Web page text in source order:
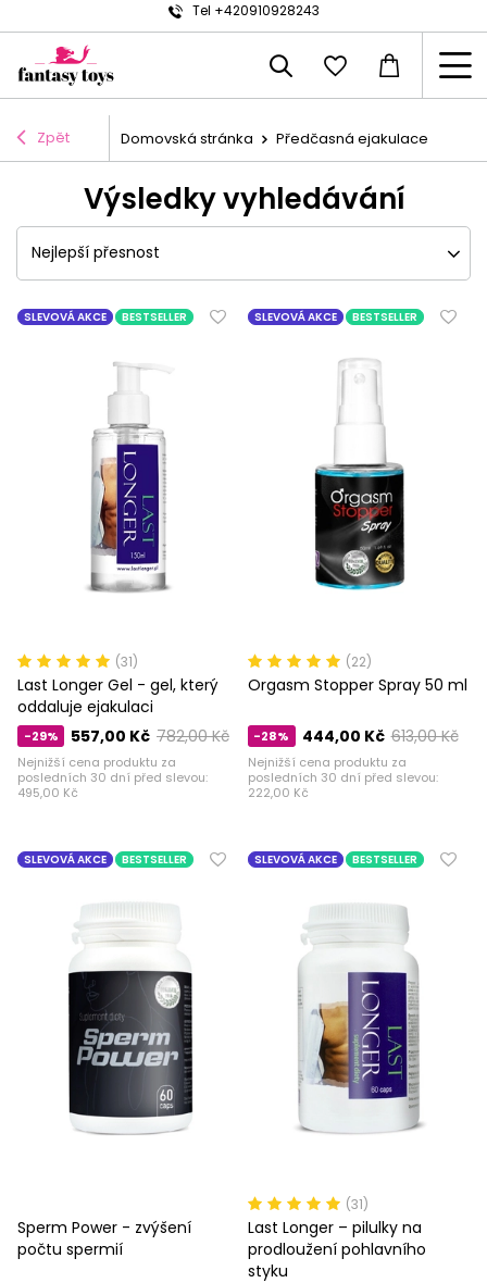
Tel +420910928243
Zpět Domovská stránka Předčasná ejakulace
Výsledky vyhledávání
Nejlepší přesnost
SLEVOVÁ AKCE BESTSELLER
(31)
Last Longer Gel - gel, který
oddaluje ejakulaci
-29% 782,00 Kč
557,00 Kč
Nejnižší cena produktu za
posledních 30 dní před slevou:
495,00 Kč
SLEVOVÁ AKCE BESTSELLER
(22)
Orgasm Stopper Spray 50 ml
-28% 613,00 Kč
444,00 Kč
Nejnižší cena produktu za
posledních 30 dní před slevou:
222,00 Kč
SLEVOVÁ AKCE BESTSELLER
Sperm Power - zvýšení
počtu spermií
SLEVOVÁ AKCE BESTSELLER
(31)
Last Longer – pilulky na
prodloužení pohlavního
styku